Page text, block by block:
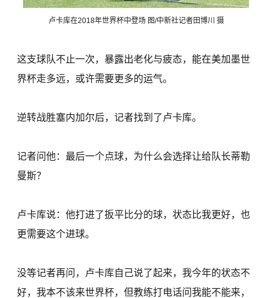
卢卡库在2018年世界杯中登场 图/中新社记者田博川 摄
这支球队不止一次，暴露出老化与疲态，能在美加墨世
界杯走多远，或许需要更多的运气。
逆转战胜塞内加尔后，记者找到了卢卡库。
记者问他：最后一个点球，为什么会选择让给队长蒂勒
曼斯？
卢卡库说：他打进了扳平比分的球，状态比我更好，也
更需要这个进球。
没等记者再问，卢卡库自己说了起来，我今年的状态不
好，我本不该来世界杯，但教练打电话问我能不能来，